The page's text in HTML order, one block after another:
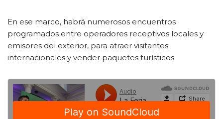
En ese marco, habrá numerosos encuentros
programados entre operadores receptivos locales y
emisores del exterior, para atraer visitantes
internacionales y vender paquetes turísticos.